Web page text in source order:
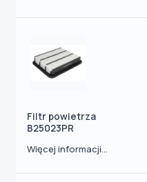
Filtr powietrza
B25023PR
Więcej informacji...